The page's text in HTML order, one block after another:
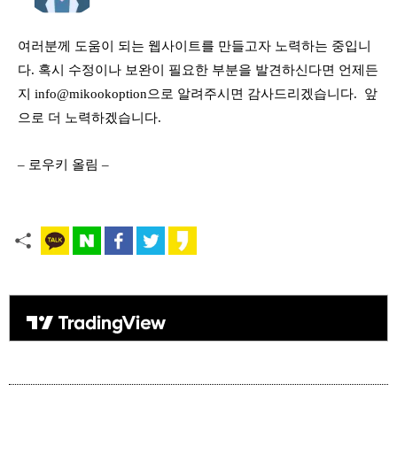
여러분께 도움이 되는 웹사이트를 만들고자 노력하는 중입니
다. 혹시 수정이나 보완이 필요한 부분을 발견하신다면 언제든
지 info@mikookoption으로 알려주시면 감사드리겠습니다. 앞
으로 더 노력하겠습니다.
– 로우키 올림 –